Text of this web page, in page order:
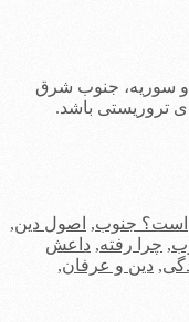
و سوریه، جنوب شرق
تروریستی باشد.
است؟ جنوب, اصول دین,
, چرا رفته, داعش
, دین و عرفان,